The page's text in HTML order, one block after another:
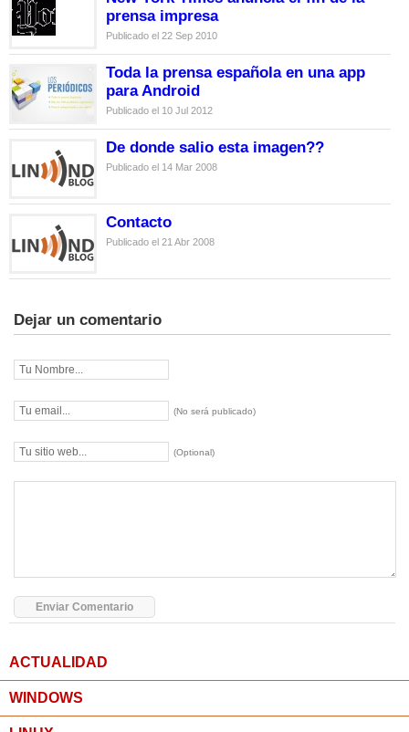
prensa impresa
Publicado el 22 Sep 2010
Toda la prensa española en una app
para Android
Publicado el 10 Jul 2012
De donde salio esta imagen??
Publicado el 14 Mar 2008
Contacto
Publicado el 21 Abr 2008
Dejar un comentario
(No será publicado)
(Optional)
ACTUALIDAD
WINDOWS